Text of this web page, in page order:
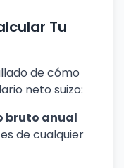
Tu
de cómo
neto suizo:
bruto anual
de cualquier